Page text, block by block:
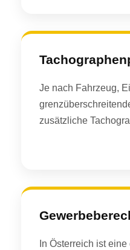
Je nach Fahrzeug,
zusätzliche
In Österreich ist